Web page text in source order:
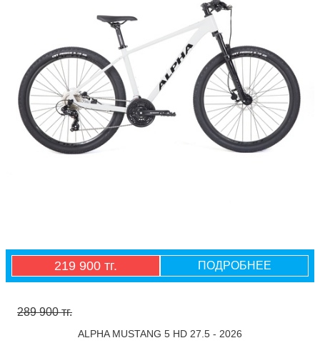
219 900 тг. ПОДРОБНЕЕ
289 900 тг.
ALPHA MUSTANG 5 HD 27.5 - 2026